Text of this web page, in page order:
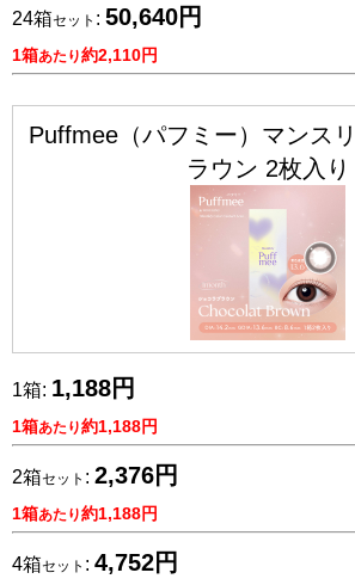
24箱セット : 50,640円
1箱あたり約2,110円
Puffmee（パフミー）マンス
ラウン 2枚入り
1箱: 1,188円
1箱あたり約1,188円
2箱セット : 2,376円
1箱あたり約1,188円
4箱セット : 4,752円